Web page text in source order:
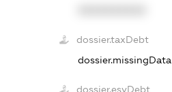
dossier.taxDebt
dossier.missingData
dossier.esvDebt